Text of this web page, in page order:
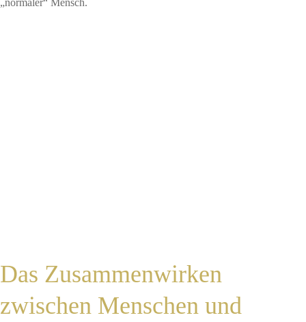
„normaler“ Mensch.
Das Zusammenwirken
zwischen Menschen und